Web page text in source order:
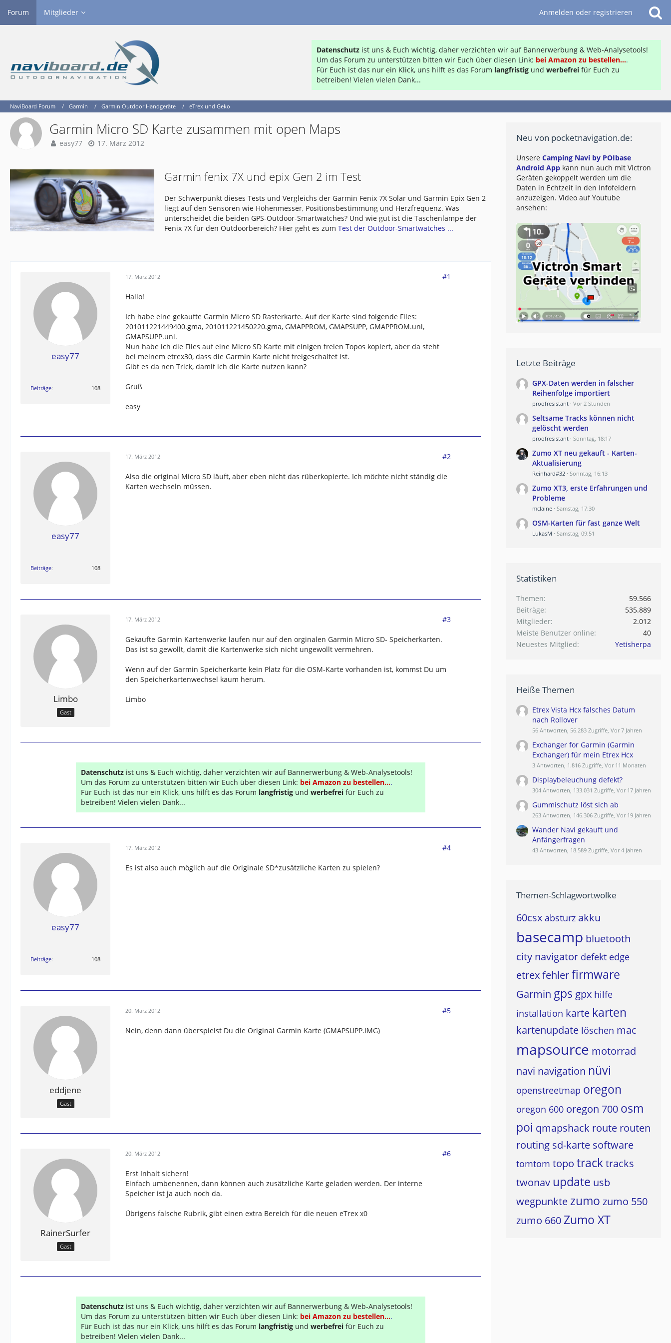
Forum Mitglieder Anmelden oder registrieren
Datenschutz ist uns & Euch wichtig, daher verzichten wir auf Bannerwerbung & Web-Analysetools!
Um das Forum zu unterstützen bitten wir Euch über diesen Link: bei Amazon zu bestellen....
Für Euch ist das nur ein Klick, uns hilft es das Forum langfristig und werbefrei für Euch zu
betreiben! Vielen vielen Dank...
NaviBoard Forum Garmin Garmin Outdoor Handgeräte eTrex und Geko
Garmin Micro SD Karte zusammen mit open Maps
easy77 17. März 2012
Garmin fenix 7X und epix Gen 2 im Test
Der Schwerpunkt dieses Tests und Vergleichs der Garmin Fenix 7X Solar und Garmin Epix Gen 2
liegt auf den Sensoren wie Höhenmesser, Positionsbestimmung und Herzfrequenz. Was
unterscheidet die beiden GPS-Outdoor-Smartwatches? Und wie gut ist die Taschenlampe der
Fenix 7X für den Outdoorbereich? Hier geht es zumTest der Outdoor-Smartwatches ...
easy77
Beiträge 108
17. März 2012 #1
Hallo!
Ich habe eine gekaufte Garmin Micro SD Rasterkarte. Auf der Karte sind folgende Files:
201011221449400.gma, 201011221450220.gma, GMAPPROM, GMAPSUPP, GMAPPROM.unl,
GMAPSUPP.unl.
Nun habe ich die Files auf eine Micro SD Karte mit einigen freien Topos kopiert, aber da steht
bei meinem etrex30, dass die Garmin Karte nicht freigeschaltet ist.
Gibt es da nen Trick, damit ich die Karte nutzen kann?
Gruß
easy
easy77
Beiträge 108
17. März 2012 #2
Also die original Micro SD läuft, aber eben nicht das rüberkopierte. Ich möchte nicht ständig die
Karten wechseln müssen.
Limbo
Gast
17. März 2012 #3
Gekaufte Garmin Kartenwerke laufen nur auf den orginalen Garmin Micro SD- Speicherkarten.
Das ist so gewollt, damit die Kartenwerke sich nicht ungewollt vermehren.
Wenn auf der Garmin Speicherkarte kein Platz für die OSM-Karte vorhanden ist, kommst Du um
den Speicherkartenwechsel kaum herum.
Limbo
Datenschutz ist uns & Euch wichtig, daher verzichten wir auf Bannerwerbung & Web-Analysetools!
Um das Forum zu unterstützen bitten wir Euch über diesen Link: bei Amazon zu bestellen....
Für Euch ist das nur ein Klick, uns hilft es das Forum langfristig und werbefrei für Euch zu
betreiben! Vielen vielen Dank...
easy77
Beiträge 108
17. März 2012 #4
Es ist also auch möglich auf die Originale SD*zusätzliche Karten zu spielen?
eddjene
Gast
20. März 2012 #5
Nein, denn dann überspielst Du die Original Garmin Karte (GMAPSUPP.IMG)
RainerSurfer
Gast
20. März 2012 #6
Erst Inhalt sichern!
Einfach umbenennen, dann können auch zusätzliche Karte geladen werden. Der interne
Speicher ist ja auch noch da.
Übrigens falsche Rubrik, gibt einen extra Bereich für die neuen eTrex x0
Datenschutz ist uns & Euch wichtig, daher verzichten wir auf Bannerwerbung & Web-Analysetools!
Um das Forum zu unterstützen bitten wir Euch über diesen Link: bei Amazon zu bestellen....
Für Euch ist das nur ein Klick, uns hilft es das Forum langfristig und werbefrei für Euch zu
betreiben! Vielen vielen Dank...
Neu von pocketnavigation.de:
Unsere Camping Navi by POIbase
Android App kann nun auch mit Victron
Geräten gekoppelt werden um die
Daten in Echtzeit in den Infofeldern
anzuzeigen. Video auf Youtube
ansehen:
Letzte Beiträge
GPX-Daten werden in falscher
Reihenfolge importiert
proofresistant Vor 2 Stunden
Seltsame Tracks können nicht
gelöscht werden
proofresistant Sonntag, 18:17
Zumo XT neu gekauft - Karten-
Aktualisierung
Reinhard#32 Sonntag, 16:13
Zumo XT3, erste Erfahrungen und
Probleme
mclaine Samstag, 17:30
OSM-Karten für fast ganze Welt
LukasM Samstag, 09:51
Statistiken
Themen
59.566
Beiträge
535.889
Mitglieder
2.012
Meiste Benutzer online
40
Neuestes Mitglied
Yetisherpa
Heiße Themen
Etrex Vista Hcx falsches Datum
nach Rollover
56 Antworten, 56.283 Zugriffe, Vor 7 Jahren
Exchanger for Garmin (Garmin
Exchanger) für mein Etrex Hcx
3 Antworten, 1.816 Zugriffe, Vor 11 Monaten
Displaybeleuchung defekt?
304 Antworten, 133.031 Zugriffe, Vor 17 Jahren
Gummischutz löst sich ab
263 Antworten, 146.306 Zugriffe, Vor 19 Jahren
Wander Navi gekauft und
Anfängerfragen
43 Antworten, 18.589 Zugriffe, Vor 4 Jahren
Themen-Schlagwortwolke
60csx absturz akku
basecamp bluetooth
city navigator defekt edge
etrexfehlerfirmware
Garmin gps gpx hilfe
installation karte karten
kartenupdate löschen mac
mapsource motorrad
navi navigation nüvi
openstreetmap oregon
oregon 600 oregon 700 osm
poi qmapshack route routen
routing sd-karte software
tomtom topo tracktracks
twonav update usb
wegpunkte zumo zumo 550
zumo 660 Zumo XT